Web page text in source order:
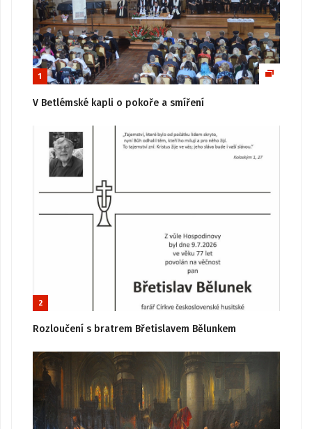
1
V Betlémské kapli o pokoře a smíření
2
Rozloučení s bratrem Břetislavem Bělunkem